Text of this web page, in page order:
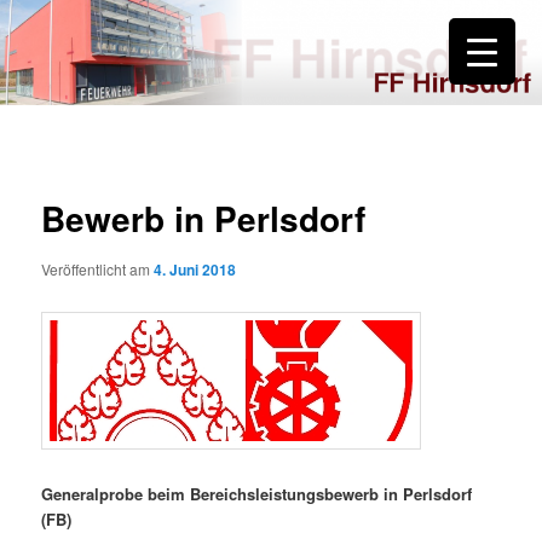
Zum
primären
Inhalt
springenFF Hirnsdorf
Bewerb in Perlsdorf
Veröffentlicht am4. Juni 2018
Generalprobe beim Bereichsleistungsbewerb in Perlsdorf
(FB)